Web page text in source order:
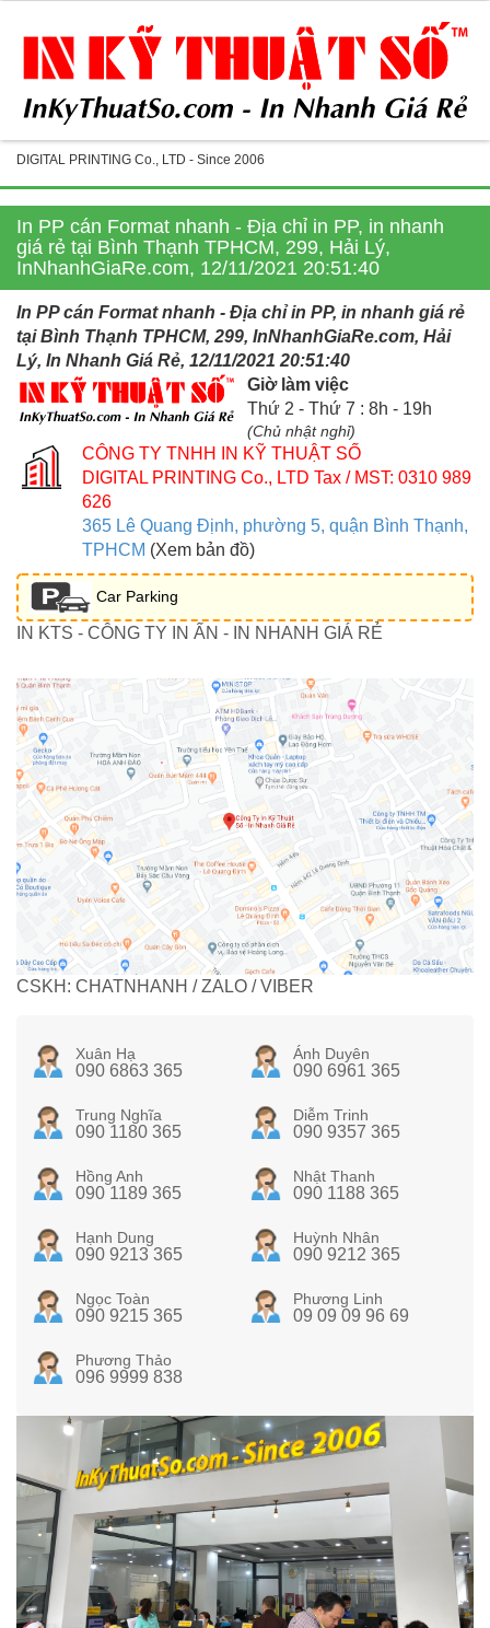
DIGITAL PRINTING Co., LTD - Since 2006
In PP cán Format nhanh - Địa chỉ in PP, in nhanh
giá rẻ tại Bình Thạnh TPHCM, 299, Hải Lý,
InNhanhGiaRe.com, 12/11/2021 20:51:40
In PP cán Format nhanh - Địa chỉ in PP, in nhanh giá rẻ
tại Bình Thạnh TPHCM, 299, InNhanhGiaRe.com, Hải
Lý, In Nhanh Giá Rẻ, 12/11/2021 20:51:40
Giờ làm việc
Thứ 2 - Thứ 7 : 8h - 19h
(Chủ nhật nghỉ)
CÔNG TY TNHH IN KỸ THUẬT SỐ
DIGITAL PRINTING Co., LTD Tax / MST: 0310 989
626
365 Lê Quang Định, phường 5, quận Bình Thạnh,
TPHCM (Xem bản đồ)
Car Parking
IN KTS - CÔNG TY IN ẤN - IN NHANH GIÁ RẺ
CSKH: CHATNHANH / ZALO / VIBER
Xuân Hạ
090 6863 365
Ánh Duyên
090 6961 365
Trung Nghĩa
090 1180 365
Diễm Trinh
090 9357 365
Hồng Anh
090 1189 365
Nhật Thanh
090 1188 365
Hạnh Dung
090 9213 365
Huỳnh Nhân
090 9212 365
Ngọc Toàn
090 9215 365
Phương Linh
09 09 09 96 69
Phương Thảo
096 9999 838